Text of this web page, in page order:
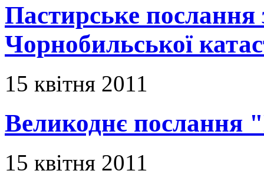
Пастирське послання
Чорнобильської
15 квітня 2011
Великоднє послання
15 квітня 2011